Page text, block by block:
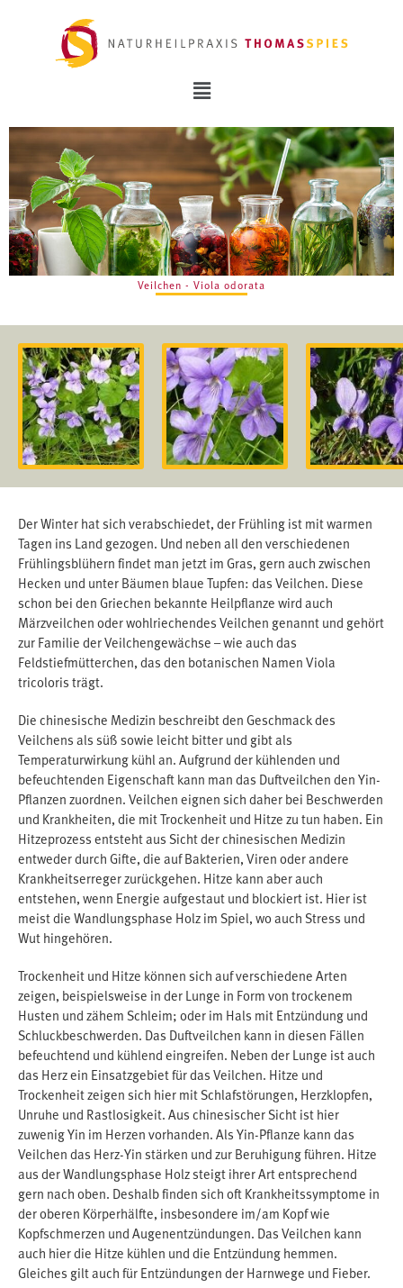
Veilchen - Viola odorata
Der Winter hat sich verabschiedet, der Frühling ist mit warmen
Tagen ins Land gezogen. Und neben all den verschiedenen
Frühlingsblühern findet man jetzt im Gras, gern auch zwischen
Hecken und unter Bäumen blaue Tupfen: das Veilchen. Diese
schon bei den Griechen bekannte Heilpflanze wird auch
Märzveilchen oder wohlriechendes Veilchen genannt und gehört
zur Familie der Veilchengewächse – wie auch das
Feldstiefmütterchen, das den botanischen Namen Viola
tricoloris trägt.
Die chinesische Medizin beschreibt den Geschmack des
Veilchens als süß sowie leicht bitter und gibt als
Temperaturwirkung kühl an. Aufgrund der kühlenden und
befeuchtenden Eigenschaft kann man das Duftveilchen den Yin-
Pflanzen zuordnen. Veilchen eignen sich daher bei Beschwerden
und Krankheiten, die mit Trockenheit und Hitze zu tun haben. Ein
Hitzeprozess entsteht aus Sicht der chinesischen Medizin
entweder durch Gifte, die auf Bakterien, Viren oder andere
Krankheitserreger zurückgehen. Hitze kann aber auch
entstehen, wenn Energie aufgestaut und blockiert ist. Hier ist
meist die Wandlungsphase Holz im Spiel, wo auch Stress und
Wut hingehören.
Trockenheit und Hitze können sich auf verschiedene Arten
zeigen, beispielsweise in der Lunge in Form von trockenem
Husten und zähem Schleim; oder im Hals mit Entzündung und
Schluckbeschwerden. Das Duftveilchen kann in diesen Fällen
befeuchtend und kühlend eingreifen. Neben der Lunge ist auch
das Herz ein Einsatzgebiet für das Veilchen. Hitze und
Trockenheit zeigen sich hier mit Schlafstörungen, Herzklopfen,
Unruhe und Rastlosigkeit. Aus chinesischer Sicht ist hier
zuwenig Yin im Herzen vorhanden. Als Yin-Pflanze kann das
Veilchen das Herz-Yin stärken und zur Beruhigung führen. Hitze
aus der Wandlungsphase Holz steigt ihrer Art entsprechend
gern nach oben. Deshalb finden sich oft Krankheitssymptome in
der oberen Körperhälfte, insbesondere im/am Kopf wie
Kopfschmerzen und Augenentzündungen. Das Veilchen kann
auch hier die Hitze kühlen und die Entzündung hemmen.
Gleiches gilt auch für Entzündungen der Harnwege und Fieber.